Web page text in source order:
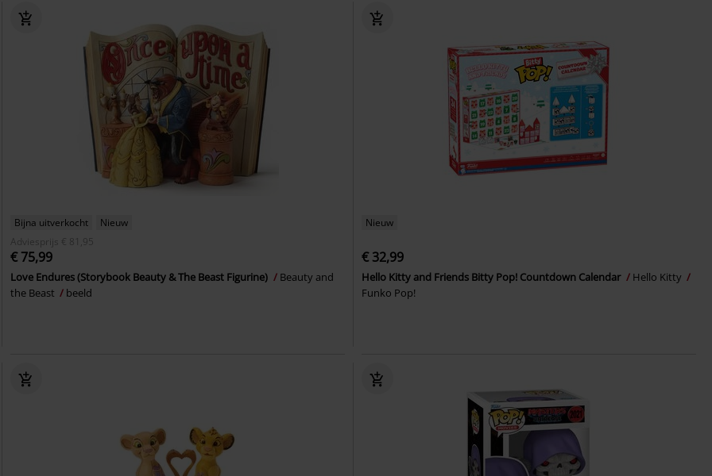
Bijna uitverkocht
Nieuw
Adviesprijs
€ 81,95
€ 75,99
Love Endures (Storybook Beauty & The Beast Figurine)
Beauty and
the Beast
beeld
Nieuw
€ 32,99
Hello Kitty and Friends Bitty Pop! Countdown Calendar
Hello Kitty
Funko Pop!